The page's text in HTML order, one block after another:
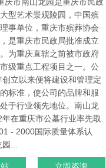
型艺术景观陵园，中国殡
事单位，重庆市殡葬协会
是重庆市民政局批准成立
为重庆直辖之前被市政府
级重点工程项目之一。公
立以来便将建设和管理定
标准，使公司的品牌和服
于行业领先地位。南山龙
年在重庆市公墓行业率先取
- 2000国际质量体系认
...
立即咨询